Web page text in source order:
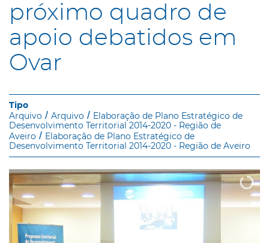
próximo quadro de
apoio debatidos em
Ovar
Arquivo Arquivo
Elaboração de Plano Estratégico de
Desenvolvimento Territorial 2014-2020 - Região de
Aveiro
Elaboração de Plano Estratégico de
Desenvolvimento Territorial 2014-2020 - Região de Aveiro